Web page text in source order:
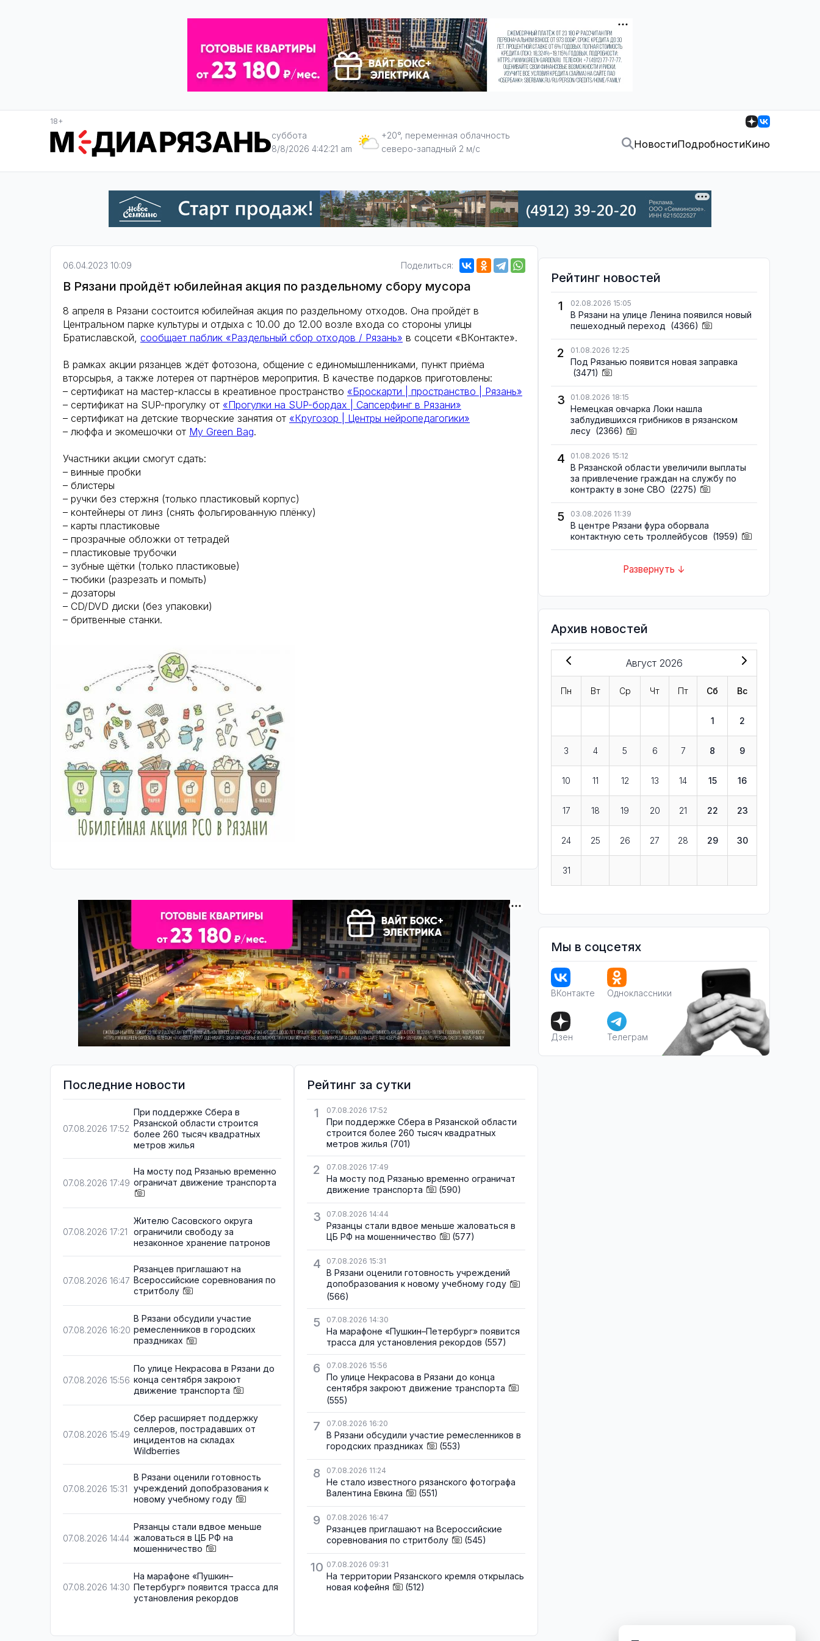
18+
суббота
8/8/2026 4:42:22 am
+20°, переменная облачность
северо-западный 2 м/с
НовостиПодробностиКино
06.04.2023 10:09 Поделиться:
В Рязани пройдёт юбилейная акция по раздельному сбору мусора
8 апреля в Рязани состоится юбилейная акция по раздельному отходов. Она пройдёт в
Центральном парке культуры и отдыха с 10.00 до 12.00 возле входа со стороны улицы
Братиславской, сообщает паблик «Раздельный сбор отходов / Рязань» в соцсети «ВКонтакте».
В рамках акции рязанцев ждёт фотозона, общение с единомышленниками, пункт приёма
вторсырья, а также лотерея от партнёров меропрития. В качестве подарков приготовлены:
– сертификат на мастер-классы в креативное пространство «Броскарти | пространство | Рязань»
– сертификат на SUP-прогулку от «Прогулки на SUP-бордах | Сапсерфинг в Рязани»
– сертификат на детские творческие занятия от «Кругозор | Центры нейропедагогики»
– люффа и экомешочки от My Green Bag.
Участники акции смогут сдать:
– винные пробки
– блистеры
– ручки без стержня (только пластиковый корпус)
– контейнеры от линз (снять фольгированную плёнку)
– карты пластиковые
– прозрачные обложки от тетрадей
– пластиковые трубочки
– зубные щётки (только пластиковые)
– тюбики (разрезать и помыть)
– дозаторы
– CD/DVD диски (без упаковки)
– бритвенные станки.
Последние новости
07.08.2026 17:52
При поддержке Сбера в
Рязанской области строится
более 260 тысяч квадратных
метров жилья
07.08.2026 17:49
На мосту под Рязанью временно
ограничат движение транспорта
07.08.2026 17:21
Жителю Сасовского округа
ограничили свободу за
незаконное хранение патронов
07.08.2026 16:47
Рязанцев приглашают на
Всероссийские соревнования по
стритболу
07.08.2026 16:20
В Рязани обсудили участие
ремесленников в городских
праздниках
07.08.2026 15:56
По улице Некрасова в Рязани до
конца сентября закроют
движение транспорта
07.08.2026 15:49
Сбер расширяет поддержку
селлеров, пострадавших от
инцидентов на складах
Wildberries
07.08.2026 15:31
В Рязани оценили готовность
учреждений допобразования к
новому учебному году
07.08.2026 14:44
Рязанцы стали вдвое меньше
жаловаться в ЦБ РФ на
мошенничество
07.08.2026 14:30
На марафоне «Пушкин–
Петербург» появится трасса для
установления рекордов
Рейтинг за сутки
1
07.08.2026 17:52
При поддержке Сбера в Рязанской области
строится более 260 тысяч квадратных
метров жилья (701)
2 07.08.2026 17:49
На мосту под Рязанью временно ограничат
движение транспорта
(590)
3 07.08.2026 14:44
Рязанцы стали вдвое меньше жаловаться в
ЦБ РФ на мошенничество
(577)
4 07.08.2026 15:31
В Рязани оценили готовность учреждений
допобразования к новому учебному году
(566)
5 07.08.2026 14:30
На марафоне «Пушкин–Петербург» появится
трасса для установления рекордов (557)
6 07.08.2026 15:56
По улице Некрасова в Рязани до конца
сентября закроют движение транспорта
(555)
7 07.08.2026 16:20
В Рязани обсудили участие ремесленников в
городских праздниках
(553)
8 07.08.2026 11:24
Не стало известного рязанского фотографа
Валентина Евкина
(551)
9 07.08.2026 16:47
Рязанцев приглашают на Всероссийские
соревнования по стритболу
(545)
10 07.08.2026 09:31
На территории Рязанского кремля открылась
новая кофейня
(512)
Рейтинг новостей
1
02.08.2026 15:05
В Рязани на улице Ленина появился новый
пешеходный переход (4366)
2 01.08.2026 12:25
Под Рязанью появится новая заправка
(3471)
3 01.08.2026 18:15
Немецкая овчарка Локи нашла
заблудившихся грибников в рязанском
лесу (2366)
4 01.08.2026 15:12
В Рязанской области увеличили выплаты
за привлечение граждан на службу по
контракту в зоне СВО (2275)
5 03.08.2026 11:39
В центре Рязани фура оборвала
контактную сеть троллейбусов (1959)
Развернуть ↓
Архив новостей
Август 2026
Пн Вт Ср Чт Пт Сб Вс
1 2
3 4 5 6 7 8 9
10 11 12 13 14 15 16
17 18 19 20 21 22 23
24 25 26 27 28 29 30
31
Мы в соцсетях
ВКонтакте Одноклассники
Дзен Телеграм